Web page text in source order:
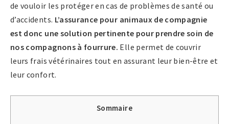
de vouloir les protéger en cas de problèmes de santé ou
d’accidents. L’assurance pour animaux de compagnie
est donc une solution pertinente pour prendre soin de
nos compagnons à fourrure. Elle permet de couvrir
leurs frais vétérinaires tout en assurant leur bien-être et
leur confort.
Sommaire